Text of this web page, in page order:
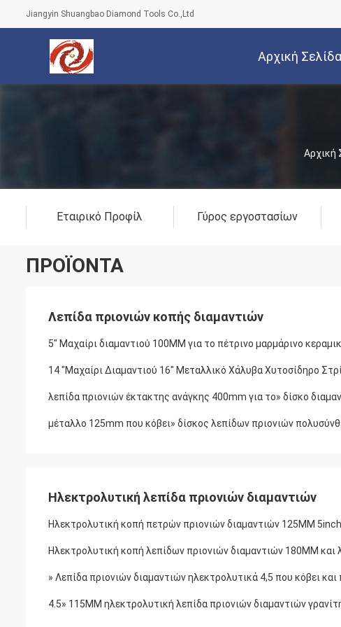
Jiangyin Shuangbao Diamond Tools Co.,Ltd
Αρχική Σελίδα
Αρχική
Εταιρικό Προφίλ Γύρος εργοστασίων
ΠΡΟΪΌΝΤΑ
Λεπίδα πριονιών κοπής διαμαντιών
5" Μαχαίρι διαμαντιού 100MM για το πέτρινο μαρμάρινο
14 "Μαχαίρι Διαμαντιού 16" Μεταλλικό Χάλυβα Χυτοσίδηρο
λεπίδα πριονιών έκτακτης ανάγκης 400mm για το» δίσκο
μέταλλο 125mm που κόβει» δίσκος λεπίδων πριονιών
Ηλεκτρολυτική λεπίδα πριονιών διαμαντιών
Ηλεκτρολυτική κοπή πετρών πριονιών διαμαντιών 125MM
Ηλεκτρολυτική κοπή λεπίδων πριονιών διαμαντιών 180MM και
» Λεπίδα πριονιών διαμαντιών ηλεκτρολυτικά 4,5 που κόβει
4.5» 115MM ηλεκτρολυτική λεπίδα πριονιών διαμαντιών